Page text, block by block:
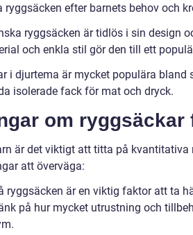
efter barnets behov och
ryggsäcken är tidlös i sin design
och enkla stil gör den till ett
i djurtema är mycket populära bland
isolerade fack för mat och dryck.
om ryggsäckar
är det viktigt att titta på
att överväga:
ryggsäcken är en viktig faktor att ta
på hur mycket utrustning och